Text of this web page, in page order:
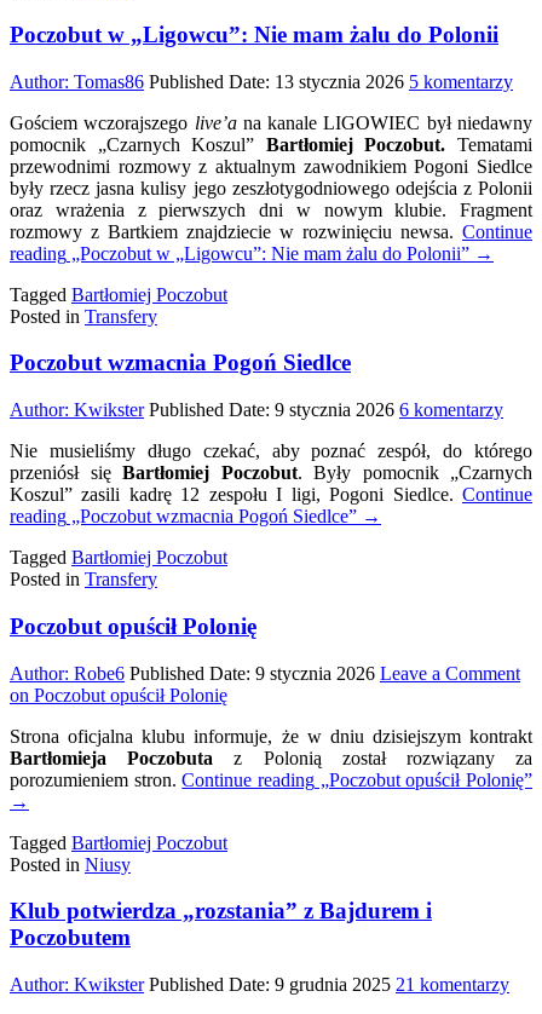
Poczobut w „Ligowcu”: Nie mam żalu do Polonii
Author: Tomas86 Published Date: 13 stycznia 2026 5 komentarzydo
w
Nie
żalu
do
Gościem wczorajszego live’ana kanale LIGOWIEC był niedawny
pomocnik „Czarnych Koszul” Bartłomiej Poczobut.Tematami
przewodnimi rozmowy z aktualnym zawodnikiem Pogoni Siedlce
były rzecz jasna kulisy jego zeszłotygodniowego odejścia z Polonii
oraz wrażenia z pierwszych dni w nowym klubie. Fragment
rozmowy z Bartkiem znajdziecie w rozwinięciu newsa. Continue
reading „Poczobut w „Ligowcu”: Nie mam żalu do Polonii” →
Tagged Bartłomiej Poczobut
Posted in Transfery
Poczobut wzmacnia Pogoń Siedlce
Author: Kwikster Published Date: 9 stycznia 2026 6 komentarzydo
Nie musieliśmy długo czekać, aby poznać zespół, do którego
przeniósł się Bartłomiej Poczobut. Były pomocnik „Czarnych
Koszul” zasili kadrę 12 zespołu I ligi, Pogoni Siedlce. Continue
reading „Poczobut wzmacnia Pogoń Siedlce” →
Tagged Bartłomiej Poczobut
Posted in Transfery
Poczobut opuścił Polonię
Author: Robe6 Published Date: 9 stycznia 2026 Leave a Comment
on Poczobut opuścił Polonię
Strona oficjalna klubu informuje, że w dniu dzisiejszym kontrakt
Bartłomieja Poczobuta z Polonią został rozwiązany za
porozumieniem stron.Continue reading „Poczobut opuścił Polonię”
→
Tagged Bartłomiej Poczobut
Posted in Niusy
Klub potwierdza „rozstania” z Bajdurem i
Poczobutem
Author: Kwikster Published Date: 9 grudnia 2025 21 komentarzydo